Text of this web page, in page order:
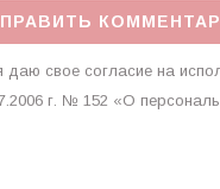
свое согласие на
г. № 152 «О